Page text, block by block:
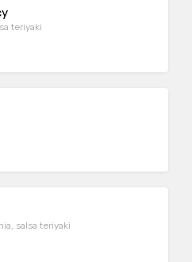
teriyaki
salsa teriyaki